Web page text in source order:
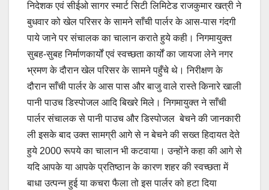
निदेशक एवं सीईओ सागर स्मार्ट सिटी लिमिटेड राजकुमार खत्री ने
बुधवार को खेल परिसर के सामने साँची पार्लर के आस-पास गंदगी
पाये जाने पर संचालक का चालान कराते हुये कही। निगमायुक्त
सुबह-सुबह निर्माणकार्यों एवं स्वच्छता कार्यों का जायजा लेने नगर
भ्रमण के दौरान खेल परिसर के सामने पहुँचे थे। निरीक्षण के
दौरान साँची पार्लर के आस पास और बाजु वाले रास्ते किनारे खाली
पानी पाउच डिस्पोजल आदि बिखरे मिले। निगमायुक्त ने साँची
पार्लर संचालक से पानी पाउच और डिस्पोजल बेचने की जानकारी
ली इसके बाद उक्त सामग्री आगे से न बेचने की सख्त हिदायत देते
हुये 2000 रूपये का चालान भी कटवाया। उन्होंने कहा की आगे से
यदि आपके या आपके प्रतिष्ठान के कारण शहर की स्वच्छता में
बाधा उत्पन्न हुई या कचरा फैला तो इस पार्लर को हटा दिया